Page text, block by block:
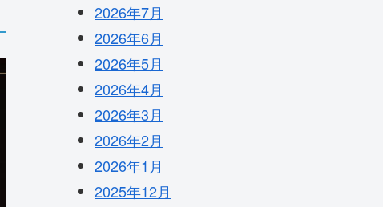
2026年7月
2026年6月
2026年5月
2026年4月
2026年3月
2026年2月
2026年1月
2025年12月